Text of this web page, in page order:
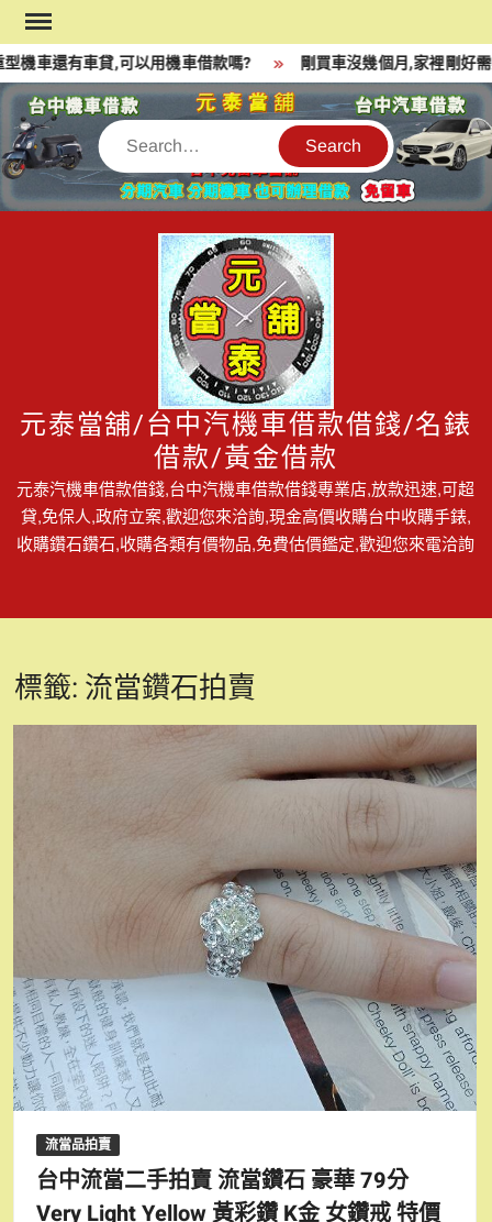
Skip
to
content
機車還有車貸,可以用機車借款嗎? 剛買車沒幾個月,家裡剛好需
Search
元泰當舖/台中汽機車借款借錢/名錶
借款/黃金借款
元泰汽機車借款借錢,台中汽機車借款借錢專業店,放款迅速,可超
貸,免保人,政府立案,歡迎您來洽詢,現金高價收購台中收購手錶,
收購鑽石鑽石,收購各類有價物品,免費估價鑑定,歡迎您來電洽詢
標籤: 流當鑽石拍賣
流當品拍賣
台中流當二手拍賣 流當鑽石 豪華 79分
Very Light Yellow 黃彩鑽 K金 女鑽戒 特價